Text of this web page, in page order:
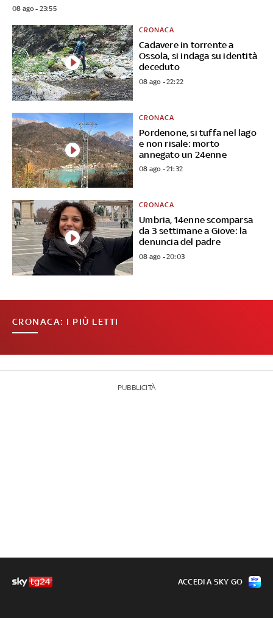
08 ago - 23:55
Cadavere in torrente a
Ossola, si indaga su identità
deceduto
CRONACA
08 ago - 22:22
Pordenone, si tuffa nel lago
e non risale: morto
annegato un 24enne
CRONACA
08 ago - 21:32
Umbria, 14enne scomparsa
da 3 settimane a Giove: la
denuncia del padre
CRONACA
08 ago - 20:03
CRONACA: I PIÙ LETTI
PUBBLICITÀ
ACCEDI A SKY GO